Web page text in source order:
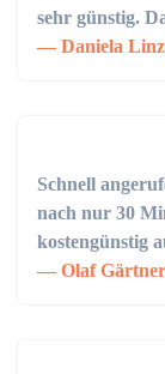
sehr günstig.
Daniela Linz
Schnell
nach nur 30
kostengünstig
Olaf Gärtner